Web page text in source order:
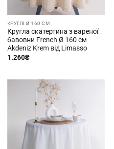
КРУГЛІ Ø 160 СМ
Кругла скатертина з вареної
бавовни French Ø 160 см
Akdeniz Krem від Limasso
1.260₴